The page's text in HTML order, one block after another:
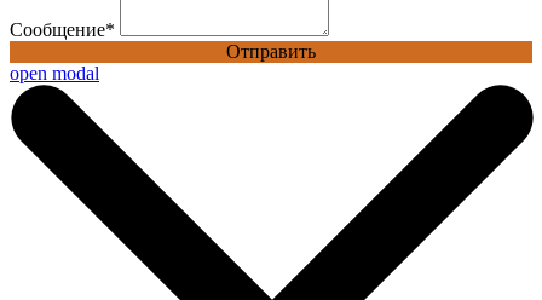
Сообщение*
Отправить
open modal